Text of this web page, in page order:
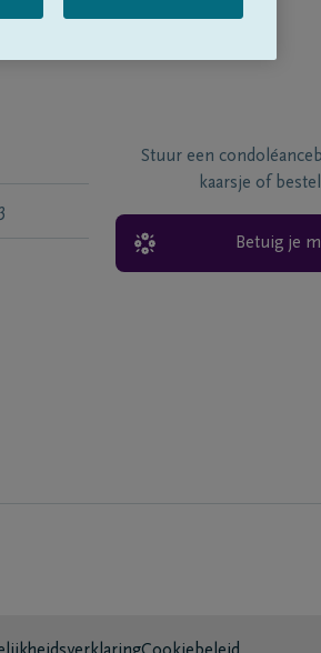
Stuur een
kaarsje of
Betuig je